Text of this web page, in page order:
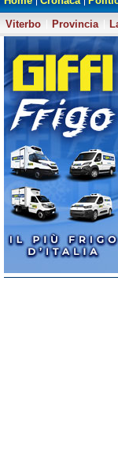
Viterbo
Provincia